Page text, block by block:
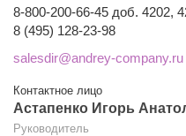
8-800-200-66-45 доб. 4202,
8 (495) 128-23-98
salesdir@andrey-company.ru
Контактное лицо
Астапенко Игорь
Руководитель